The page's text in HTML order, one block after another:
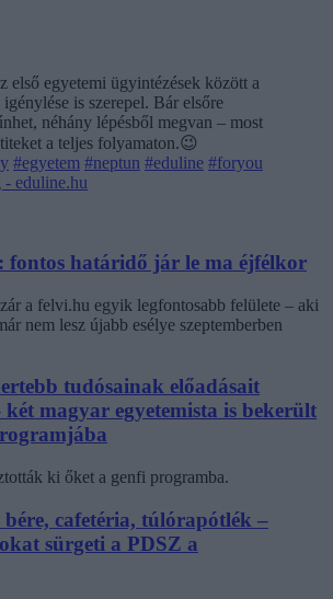
első egyetemi ügyintézések között a
is szerepel. Bár elsőre
néhány lépésből megvan – most
a teljes folyamaton.😉
#egyetem #neptun #eduline #foryou
eduline.hu
fontos határidő jár le ma éjfélkor
a felvi.hu egyik legfontosabb felülete – aki
nem lesz újabb esélye szeptemberben
tudósainak előadásait
magyar egyetemista is bekerült
ki őket a genfi programba.
cafetéria, túlórapótlék –
sürgeti a PDSZ a